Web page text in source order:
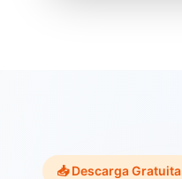
📥 Descarga Gratuita